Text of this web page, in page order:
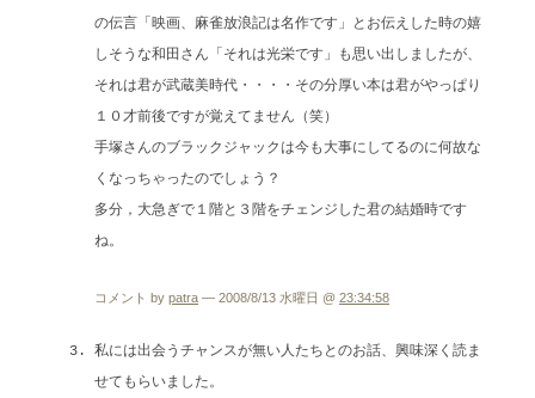
の伝言「映画、麻雀放浪記は名作です」とお伝えした時の嬉
しそうな和田さん「それは光栄です」も思い出しましたが、
それは君が武蔵美時代・・・・その分厚い本は君がやっぱり
１０才前後ですが覚えてません（笑）
手塚さんのブラックジャックは今も大事にしてるのに何故な
くなっちゃったのでしょう？
多分，大急ぎで１階と３階をチェンジした君の結婚時です
ね。
コメント by patra — 2008/8/13 水曜日 @ 23:34:58
私には出会うチャンスが無い人たちとのお話、興味深く読ま
せてもらいました。